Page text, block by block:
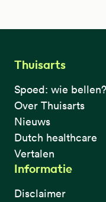
Thuisarts
Spoed: wie bellen?
Over Thuisarts
Nieuws
Dutch healthcare
Vertalen
Informatie
Disclaimer